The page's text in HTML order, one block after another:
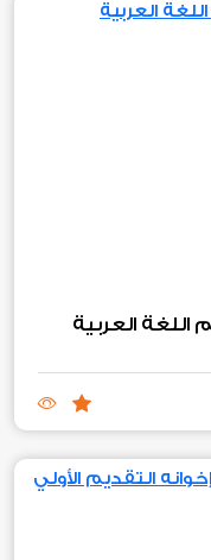
اللغة العربية